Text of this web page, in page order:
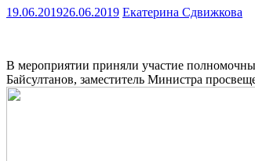
19.06.201926.06.2019 Екатерина Сдвижкова
В мероприятии приняли участие
Байсултанов, заместитель Министра